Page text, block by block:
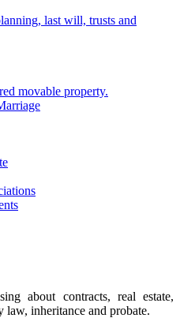
last will, trusts and
movable property.
livello
about contracts, real estate,
law, inheritance and probate.